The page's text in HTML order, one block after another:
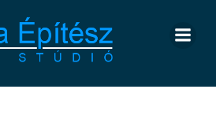
to
content